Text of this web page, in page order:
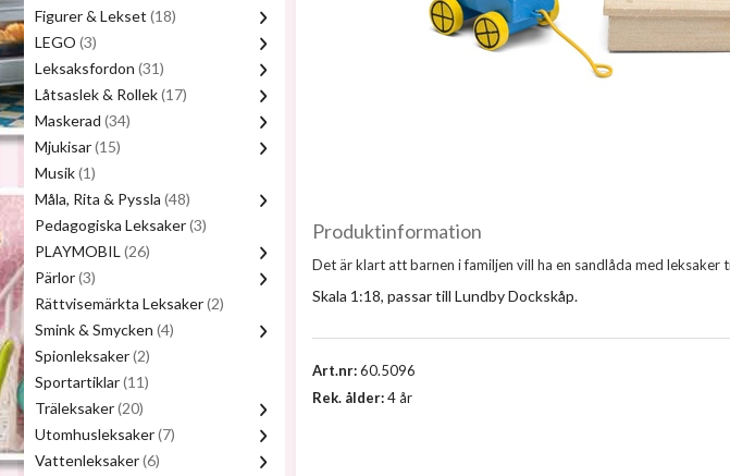
Figurer & Lekset (18)
LEGO (3)
Leksaksfordon (31)
Låtsaslek & Rollek(17)
Maskerad (34)
Mjukisar(15)
Musik(1)
Måla, Rita & Pyssla (48)
Pedagogiska Leksaker(3)
PLAYMOBIL (26)
Pärlor(3)
Rättvisemärkta Leksaker(2)
Smink & Smycken (4)
Spionleksaker(2)
Sportartiklar(11)
Träleksaker(20)
Utomhusleksaker(7)
Vattenleksaker(6)
Produktinformation
Det är klart att barnen i familjen vill ha en sandlåda med
Skala 1:18, passar till Lundby Dockskåp.
Art.nr:60.5096
Rek. ålder:4 år